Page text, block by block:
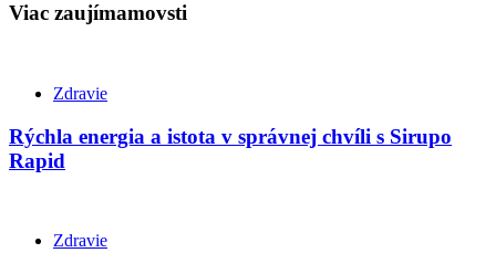
Viac zaujímamovsti
Zdravie
Rýchla energia a istota v správnej chvíli s Sirupo
Rapid
Zdravie